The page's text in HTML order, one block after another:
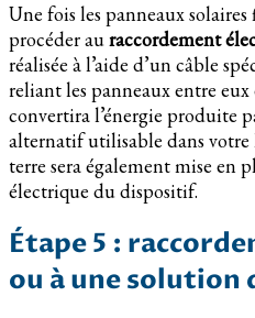
Une fois les panneaux
procéder auraccordement
réalisée à l’aide d’un câble
reliant les panneaux entre
convertira l’énergie produite
alternatif utilisable dans
terre sera également mise en
électrique du dispositif.
Étape 5 :
ou à une solution